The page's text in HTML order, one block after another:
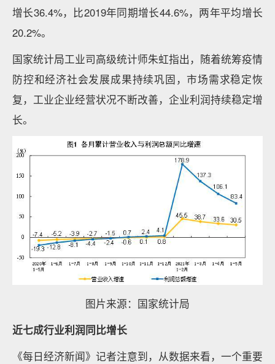
增长36.4%，比2019年同期增长44.6%，两年平均增长
20.2%。
国家统计局工业司高级统计师朱虹指出，随着统筹疫情
防控和经济社会发展成果持续巩固，市场需求稳定恢
复，工业企业经营状况不断改善，企业利润持续稳定增
长。
图片来源：国家统计局
近七成行业利润同比增长
《每日经济新闻》记者注意到，从数据来看，一个重要